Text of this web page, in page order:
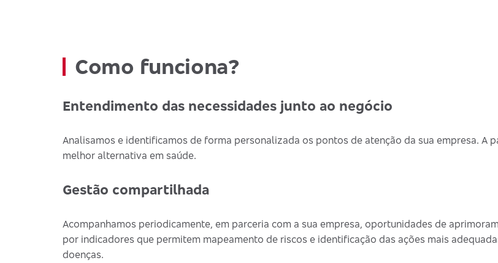
Como funciona?
Entendimento das necessidades junto ao negócio
Analisamos e identificamos de forma personalizada os pontos de atenção da sua empresa. A
melhor alternativa em saúde.
Gestão compartilhada
Acompanhamos periodicamente, em parceria com a sua empresa, oportunidades de
por indicadores que permitem mapeamento de riscos e identificação das ações mais
doenças.